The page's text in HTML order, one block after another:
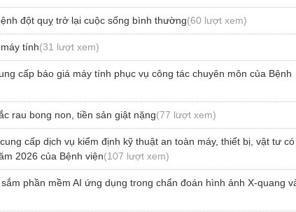
đột quỵ trở lại cuộc sống bình thường(60 lượt xem)
tính(31 lượt xem)
cấp báo giá máy tính phục vụ công tác chuyên môn của Bệnh
rau bong non, tiền sản giật nặng(77 lượt xem)
cấp dịch vụ kiểm định kỹ thuật an toàn máy, thiết bị, vật tư có
2026 của Bệnh viện(107 lượt xem)
phần mềm AI ứng dụng trong chẩn đoán hình ảnh X-quang